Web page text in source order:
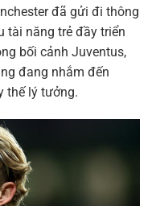
đã gửi đi thông
tài năng trẻ đầy triển
bối cảnh Juventus,
đang nhắm đến
thế lý tưởng.